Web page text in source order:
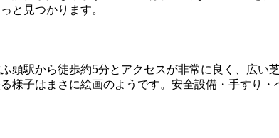
と見つかります。
駅から徒歩約5分とアクセスが非常に良く、広い
子はまさに絵画のようです。安全設備・手すり